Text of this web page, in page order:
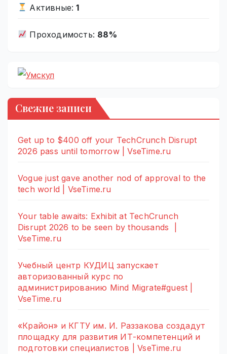
Активные:1
Проходимость: 88%
Свежие записи
Get up to $400 off your TechCrunch Disrupt
2026 pass until tomorrow | VseTime.ru
Vogue just gave another nod of approval to the
tech world | VseTime.ru
Your table awaits: Exhibit at TechCrunch
Disrupt 2026 to be seen by thousands |
VseTime.ru
Учебный центр КУДИЦ запускает
авторизованный курс по
администрированию Mind Migrate#guest |
VseTime.ru
«Крайон» и КГТУ им. И. Раззакова создадут
площадку для развития ИТ-компетенций и
подготовки специалистов | VseTime.ru